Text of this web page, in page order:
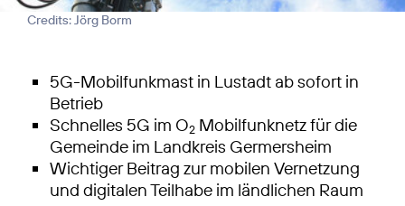
Credits: Jörg Borm
5G-Mobilfunkmast in Lustadt ab sofort in
Betrieb
Schnelles 5G im O2 Mobilfunknetz für die
Gemeinde im Landkreis Germersheim
Wichtiger Beitrag zur mobilen Vernetzung
und digitalen Teilhabe im ländlichen Raum